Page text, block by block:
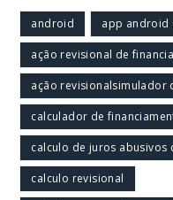
android app android
ação revisional de
ação revisionalsimulador
calculador de
calculo de juros abusivos
calculo revisional